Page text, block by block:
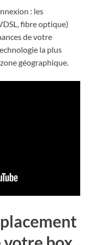
: les
fibre optique)
de votre
la plus
géographique.